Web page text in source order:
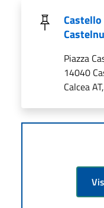
Piazza
14040
Calcea